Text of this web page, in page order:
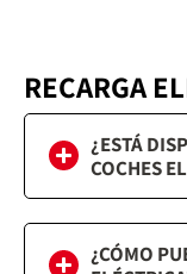
RECARGA
¿ESTÁ
COCHES
¿CÓMO